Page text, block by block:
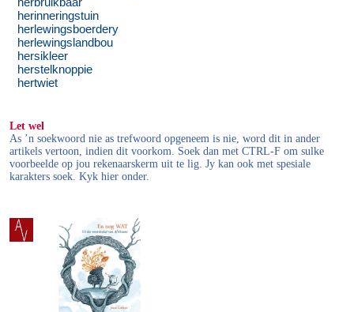
herbruikbaar
herinneringstuin
herlewingsboerdery
herlewingslandbou
hersikleer
herstelknoppie
hertwiet
Let wel
As ’n soekwoord nie as trefwoord opgeneem is nie, word dit in ander
artikels vertoon, indien dit voorkom. Soek dan met CTRL-F om sulke
voorbeelde op jou rekenaarskerm uit te lig. Jy kan ook met spesiale
karakters soek. Kyk hier onder.